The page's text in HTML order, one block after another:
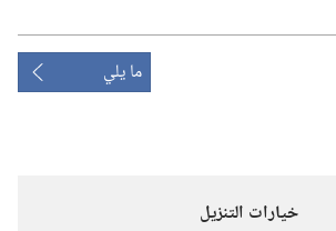
ما يلي
خيارات التنزيل